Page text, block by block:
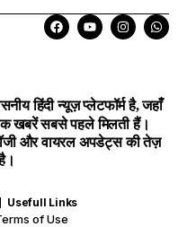
हिंदी न्यूज़ प्लेटफॉर्म है, जहाँ
खबरें सबसे पहले मिलती हैं।
और वायरल अपडेट्स की तेज़
Usefull Links
of Use